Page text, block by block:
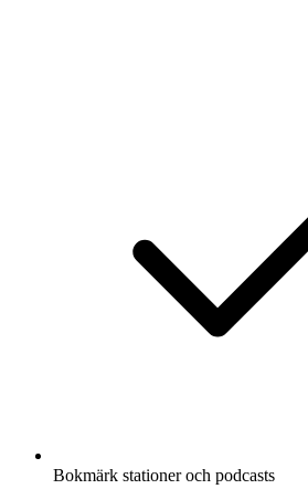
Bokmärk stationer och podcasts